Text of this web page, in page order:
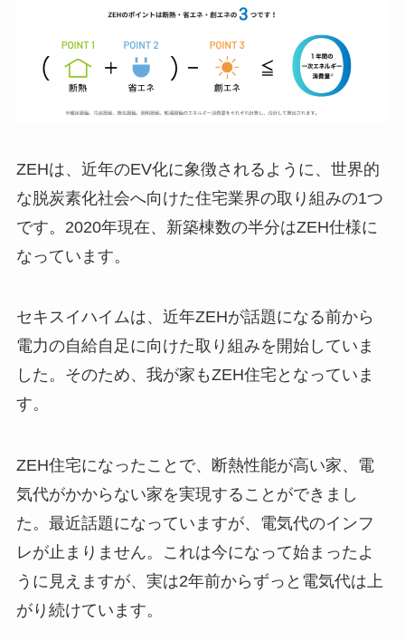
ZEHは、近年のEV化に象徴されるように、世界的
な脱炭素化社会へ向けた住宅業界の取り組みの1つ
です。2020年現在、新築棟数の半分はZEH仕様に
なっています。
セキスイハイムは、近年ZEHが話題になる前から
電力の自給自足に向けた取り組みを開始していま
した。そのため、我が家もZEH住宅となっていま
す。
ZEH住宅になったことで、 断熱性能が高い家、 電
気代がかからない家を実現することができまし
た。最近話題になっていますが、電気代のインフ
レが止まりません。これは今になって始まったよ
うに見えますが、実は2年前からずっと電気代は上
がり続けています。